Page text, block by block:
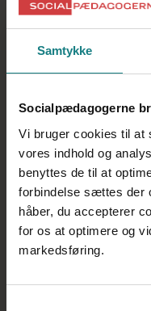
Samtykke
Socialpædagogerne
Vi bruger cookies til at
vores indhold og
benyttes de til at
forbindelse sættes der
håber, du accepterer
for os at optimere og
markedsføring.